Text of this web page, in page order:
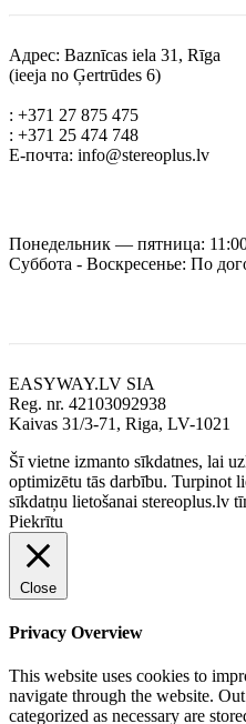
Адрес: Baznīcas iela 31, Rīga
(ieeja no Ģertrūdes 6)
: +371 27 875 475
: +371 25 474 748
Е-почта: info@stereoplus.lv
Понедельник — пятница:
Суббота - Воскресенье: По
EASYWAY.LV SIA
Reg. nr. 42103092938
Kaivas 31/3-71, Riga, LV-1021
Šī vietne izmanto sīkdatnes, lai
optimizētu tās darbību. Turpinot
sīkdatņu lietošanai stereoplus.lv
Piekrītu
Close
Privacy Overview
This website uses cookies to
navigate through the website.
categorized as necessary are